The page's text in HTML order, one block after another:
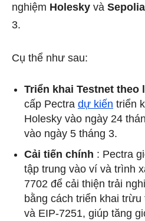
nghiệm Holesky và Sepolia
3.
Cụ thể như sau:
Triển khai Testnet theo
cấp Pectra dự kiến ​​triển
Holesky vào ngày 24
vào ngày 5 tháng 3.
Cải tiến chính : Pectra
tập trung vào ví và trình
7702 để cải thiện trải
bằng cách triển khai
và EIP-7251, giúp tăng